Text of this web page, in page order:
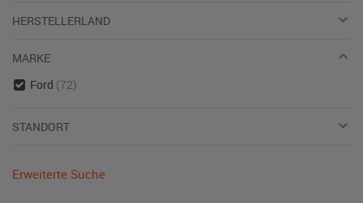
HERSTELLERLAND
MARKE
Ford (72)
STANDORT
Erweiterte Suche